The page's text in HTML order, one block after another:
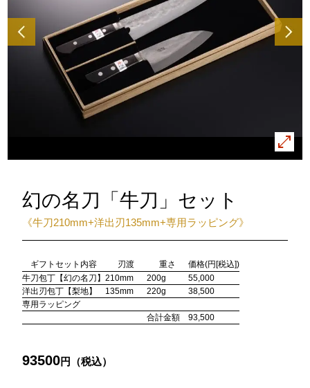
幻の名刀「牛刀」セット
《牛刀210mm+洋出刃135mm+専用ラッピング》
ギフトセット内容 刃渡 重さ 価格(円 [税込])
牛刀包丁【幻の名刀】 210mm 200g
55,000
洋出刃包丁【梨地】
135mm 220g
38,500
専用ラッピング
合計金額
93,500
93500円（税込）